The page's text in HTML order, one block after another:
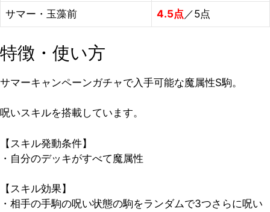
サマー・玉藻前 4.5点 ／5点
特徴・使い方
サマーキャンペーンガチャで入手可能な魔属性S駒。
呪いスキルを搭載しています。
【スキル発動条件】
・自分のデッキがすべて魔属性
【スキル効果】
・相手の手駒の呪い状態の駒をランダムで3つさらに呪い